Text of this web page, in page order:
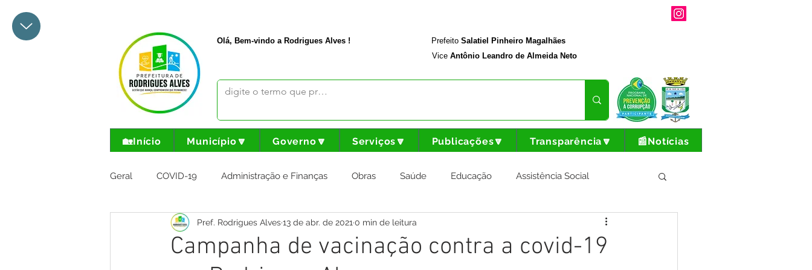
Olá, Bem-vindo a Rodrigues Alves ! Prefeito Salatiel Pinheiro Magalhães
Vice Antônio Leandro de Almeida Neto
🏡Início Município🔽 Governo🔽 Serviços🔽 Publicações🔽 Transparência🔽 📰Notícias
Geral COVID-19 Administração e Finanças Obras Saúde Educação Assistência Social
Meio Ambiente e Turismo Institucional e Governo Cultura Esporte e Lazer
Campanha de vacinação contra a covid-19
Pref. Rodrigues Alves13 de abr. de 2021 0 min de leitura